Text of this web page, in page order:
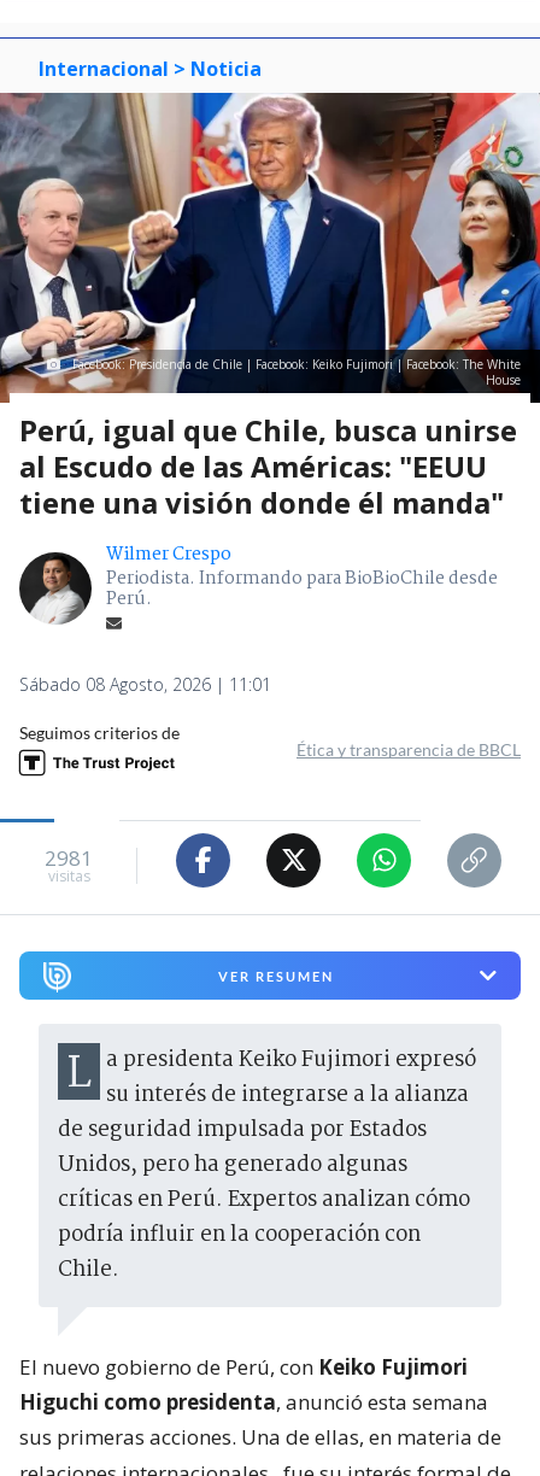
Internacional > Noticia
Facebook: Presidencia de Chile | Facebook: Keiko Fujimori | Facebook: The White
House
Perú, igual que Chile, busca unirse
al Escudo de las Américas: "EEUU
tiene una visión donde él manda"
Wilmer Crespo
Periodista. Informando para BioBioChile desde
Perú.
Sábado 08 Agosto, 2026 | 11:01
Seguimos criterios de
Ética y transparencia de BBCL
2981
visitas
VER RESUMEN
La presidenta Keiko Fujimori expresó su interés de integrarse a la alianza
de seguridad impulsada por Estados
Unidos, pero ha generado algunas
críticas en Perú. Expertos analizan cómo
podría influir en la cooperación con
Chile.
El nuevo gobierno de Perú, con Keiko Fujimori
Higuchi como presidenta, anunció esta semana
sus primeras acciones. Una de ellas, en materia de